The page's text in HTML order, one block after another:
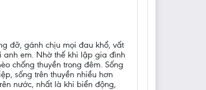
đỡ, gánh chịu mọi đau khổ, vất
anh em. Nhờ thế khi lập gia đình
chống thuyền trong đêm. Sống
sống trên thuyền nhiều hơn
nước, nhất là khi biển động,